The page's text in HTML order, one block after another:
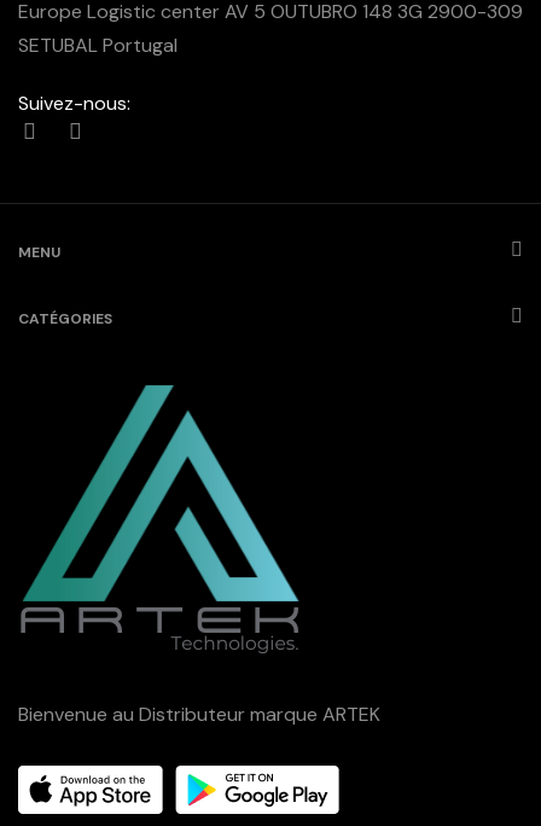
Europe Logistic center AV 5 OUTUBRO 148 3G 2900-309
SETUBAL Portugal
Suivez-nous:
MENU
CATÉGORIES
Bienvenue au Distributeur marque ARTEK